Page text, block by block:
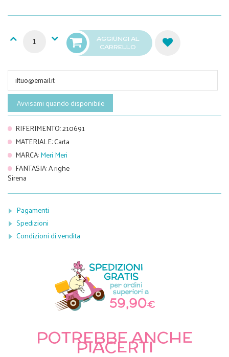
AGGIUNGI AL
CARRELLO
Avvisami quando disponibile
RIFERIMENTO:210691
MATERIALE:Carta
MARCA:Meri Meri
FANTASIA:A righe
Sirena
Pagamenti
Spedizioni
Condizioni di vendita
POTREBBE ANCHE
PIACERTI